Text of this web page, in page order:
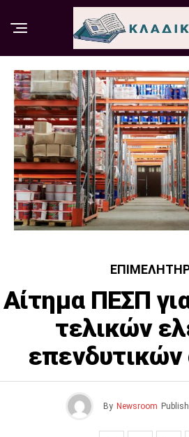
Αίτημα ΠΕΣΠ
τελικών
επενδυτικών
By Newsroom